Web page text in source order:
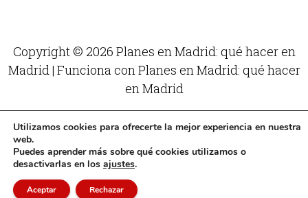
Copyright © 2026 Planes en Madrid: qué hacer en
Madrid | Funciona con Planes en Madrid: qué hacer
en Madrid
Utilizamos cookies para ofrecerte la mejor experiencia en nuestra
web.
Puedes aprender más sobre qué cookies utilizamos o
desactivarlas en los ajustes.
Aceptar Rechazar